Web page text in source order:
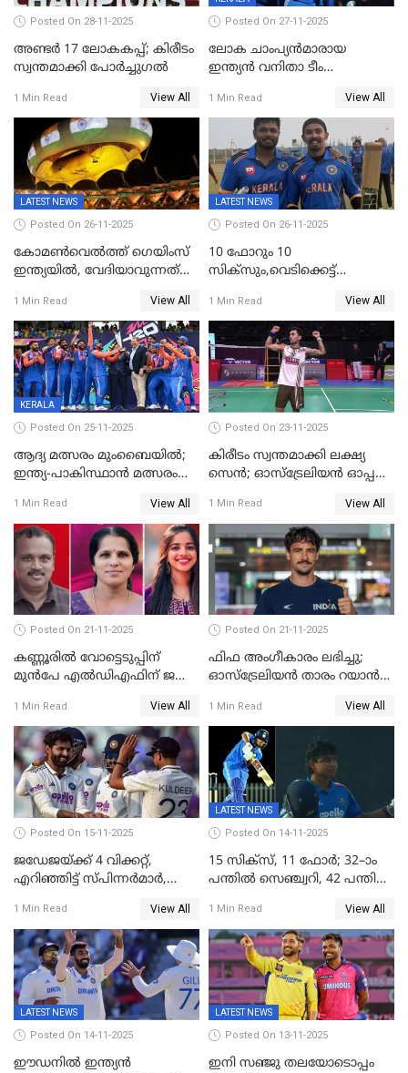
Posted On 28-11-2025
അണ്ടര്‍ 17 ലോകകപ്പ്; കിരീടം
സ്വന്തമാക്കി പോര്‍ച്ചുഗല്‍
1 Min Read View All
Posted On 27-11-2025
ലോക ചാംപ്യൻമാരായ
ഇന്ത്യൻ വനിതാ ടീം
മത്സരങ്ങൾ ​ഗ്രീൻഫീൽഡിൽ
1 Min Read View All
LATEST NEWS
Posted On 26-11-2025
കോമൺവെൽത്ത് ഗെയിംസ്
ഇന്ത്യയിൽ, വേദിയാവുന്നത്
1 Min Read View All
LATEST NEWS
Posted On 26-11-2025
10 ഫോറും 10
സിക്‌സും,വെടിക്കെട്ട്
അര്‍ധ സെഞ്ചുറിയുമായി
സഞ്ജു; ഒഡിഷയെ 10
വിക്കറ്റിന് തകര്‍ത്ത് കേരളം
1 Min Read View All
KERALA
Posted On 25-11-2025
ആദ്യ മത്സരം മുംബൈയിൽ;
ഇന്ത്യ-പാകിസ്ഥാൻ മത്സരം
ലോകകപ്പിന്‍റെ മത്സരക്രമം
പ്രഖ്യാപിച്ചു
1 Min Read View All
Posted On 23-11-2025
കിരീടം സ്വന്തമാക്കി ലക്ഷ്യ
സെന്‍; ഓസ്ട്രേലിയന്‍ ഓപ്പണ്‍
1 Min Read View All
Posted On 21-11-2025
കണ്ണൂരിൽ വോട്ടെടുപ്പിന്
മുൻപേ എൽഡിഎഫിന് ജയം;
സ്ഥാനാർഥികളില്ല
1 Min Read View All
Posted On 21-11-2025
ഫിഫ അംഗീകാരം ലഭിച്ചു;
ഓസ്‌ട്രേലിയന്‍ താരം റയാന്‍
നീലക്കുപ്പായത്തില്‍ കളിക്കാം
1 Min Read View All
Posted On 15-11-2025
ജഡേജയ്ക്ക് 4 വിക്കറ്റ്,
എറിഞ്ഞിട്ട് സ്പിന്നർമാർ,
പ്രോട്ടീസ്
1 Min Read View All
LATEST NEWS
Posted On 14-11-2025
15 സിക്സ്, 11 ഫോർ; 32–ാം
പന്തിൽ സെഞ്ച്വറി, 42 പന്തിൽ
1 Min Read View All
LATEST NEWS
Posted On 14-11-2025
ഈഡനിൽ ഇന്ത്യൻ
LATEST NEWS
Posted On 13-11-2025
ഇനി സഞ്ജു തലയോടൊപ്പം